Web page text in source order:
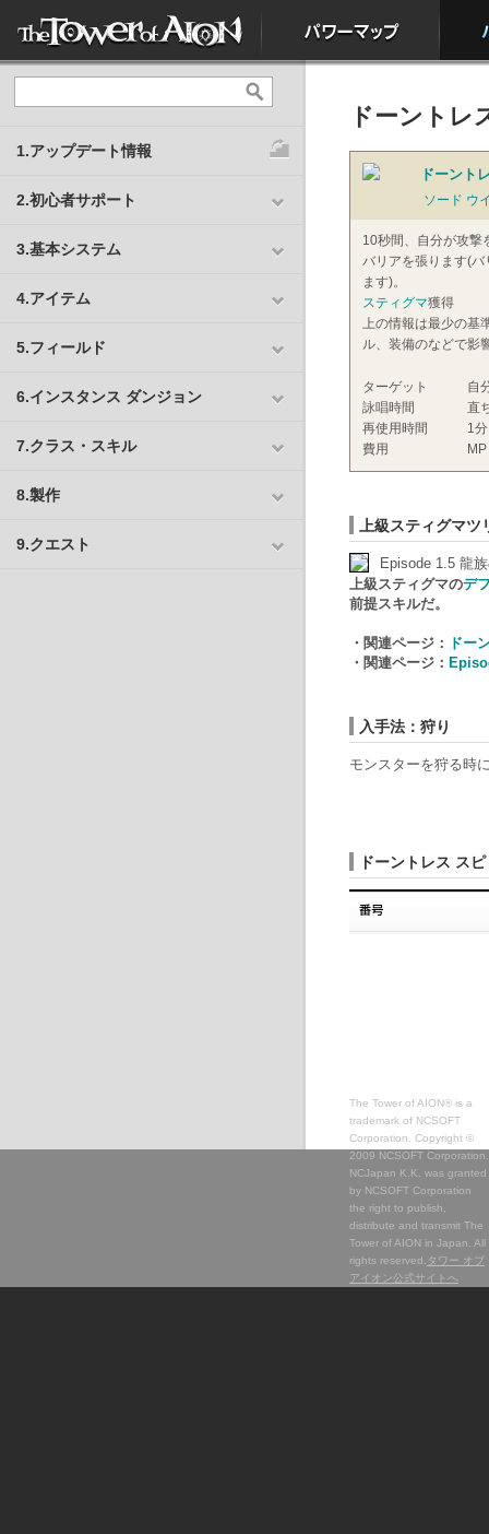
1.アップデート情報
2.初心者サポート
3.基本システム
4.アイテム
5.フィールド
6.インスタンス ダンジョン
7.クラス・スキル
8.製作
9.クエスト
ドーントレ
ドーント
ソード ウ
10秒間、自分が攻撃
バリアを張ります(
ます)。
スティグマ獲得
上の情報は最少の基
ル、装備のなどで影
ターゲット
自
詠唱時間
直
再使用時間
1分
費用
上級スティグマツ
Episode 1.5 龍
上級スティグマのデ
前提スキルだ。
・関連ページ：
ドー
・関連ページ：
入手法：狩り
モンスターを狩る時
ドーントレス ス
The Tower of AION® is a
trademark of NCSOFT
Corporation. Copyright ©
2009 NCSOFT Corporation.
NCJapan K.K. was granted
by NCSOFT Corporation
the right to publish,
distribute and transmit The
Tower of AION in Japan. All
rights reserved. タワー オブ
アイオン公式サイトへ